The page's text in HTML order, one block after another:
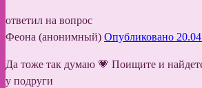
ответил на вопрос
Феона (анонимный) Опубликовано
Да тоже так думаю 💗 Поищите и
у подруги